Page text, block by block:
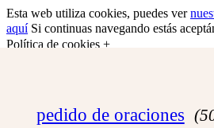
Esta web utiliza cookies, puedes ver
aquíSi continuas navegando estás
Política de cookies +
formación, reflexión y amistad en la fe,
pedido de oraciones